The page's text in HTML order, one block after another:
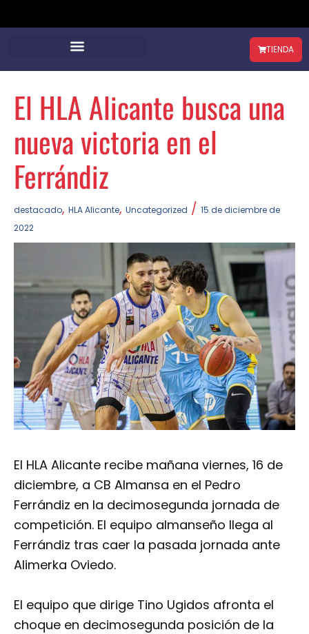
TIENDA
El HLA Alicante busca una
nueva victoria en el
Ferrándiz
destacado, HLA Alicante, Uncategorized / 15 de diciembre de
2022
El HLA Alicante recibe mañana viernes, 16 de
diciembre, a CB Almansa en el Pedro
Ferrándiz en la decimosegunda jornada de
competición. El equipo almanseño llega al
Ferrándiz tras caer la pasada jornada ante
Alimerka Oviedo.
El equipo que dirige Tino Ugidos afronta el
choque en decimosegunda posición de la